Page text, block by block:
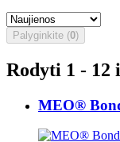
Palyginkite (0)
Rodyti 1 - 12
MEO®